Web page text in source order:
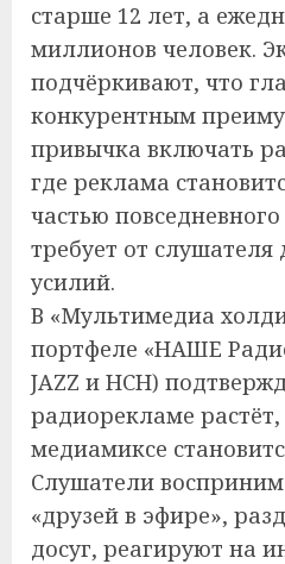
старше 12 лет, а
миллионов человек.
подчёркивают, что
конкурентным
привычка включать
где реклама
частью
требует от
усилий.
В «Мультимедиа
портфеле «НАШЕ
JAZZ и НСН)
радиорекламе растёт,
медиамиксе
Слушатели
«друзей в эфире»,
досуг, реагируют на